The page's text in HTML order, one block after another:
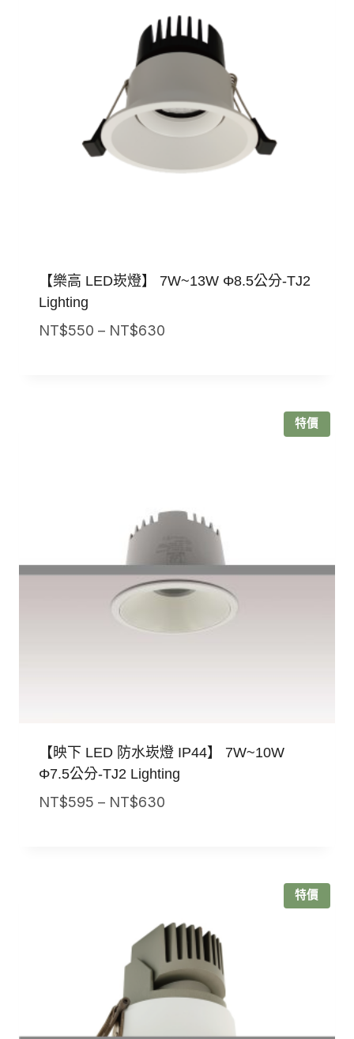
【樂高 LED崁燈】 7W~13W Φ8.5公分-TJ2
Lighting
NT$550 – NT$630價
特價
【映下 LED 防水崁燈 IP44】 7W~10W
Φ7.5公分-TJ2 Lighting
NT$595 – NT$630價
NT$630
特價